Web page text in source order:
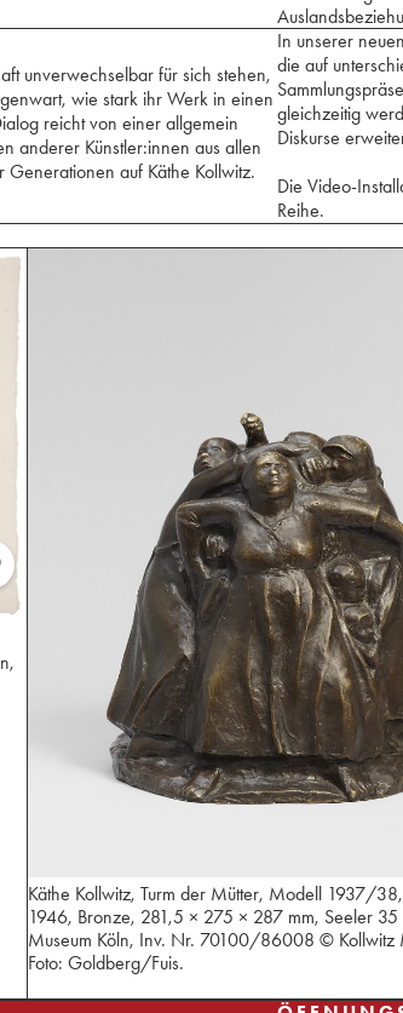
unverwechselbar für sich stehen,
wie stark ihr Werk in einen
reicht von einer allgemein
anderer Künstler:innen aus allen
auf Käthe Kollwitz.
In unserer
die auf
gleichzeitig
Diskurse
Die Video-
Reihe.
Käthe Kollwitz, Turm der Mütter, Modell 1937/
1946, Bronze, 281,5 × 275 × 287 mm, Seeler 35
Museum Köln, Inv. Nr. 70100/86008 © Kollwitz
Foto: Goldberg/Fuis.